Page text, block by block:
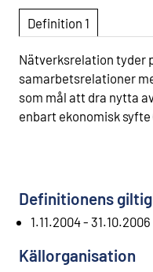
Definition 1
Nätverksrelation tyder
samarbetsrelationer
som mål att dra nytta
enbart ekonomisk
Definitionens
1.11.2004 - 31.10.2006
Källorganisation